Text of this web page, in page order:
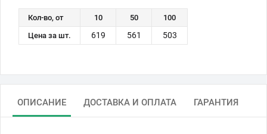
Кол-во, от 10 50
100
Цена за шт.
619 561 503
ОПИСАНИЕ ДОСТАВКА И ОПЛАТА ГАРАНТИЯ